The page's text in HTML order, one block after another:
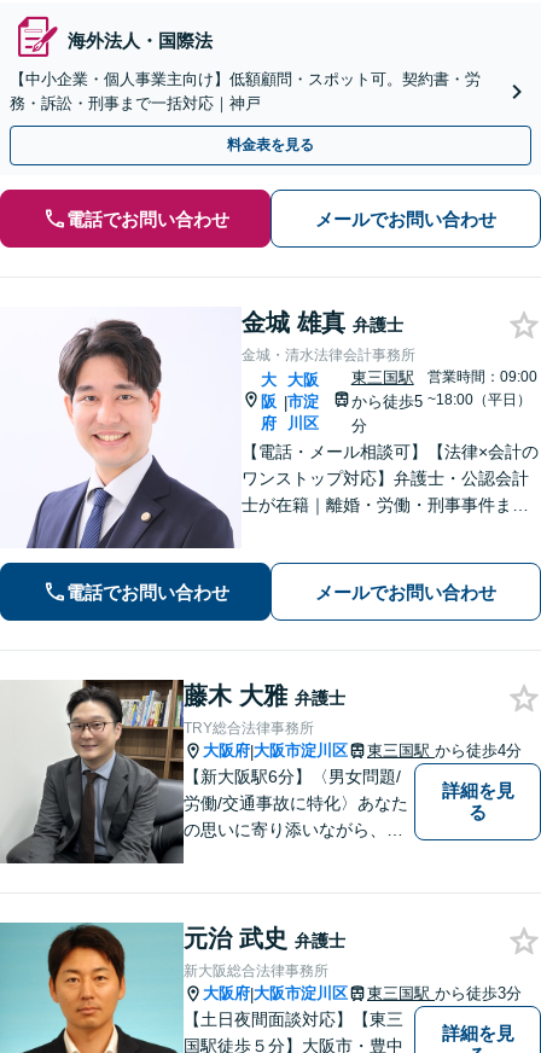
海外法人・国際法
【中小企業・個人事業主向け】低額顧問・スポット可。契約書・労
務・訴訟・刑事まで一括対応｜神戸
料金表を見る
電話でお問い合わせ メールでお問い合わせ
金城 雄真 弁護士
金城・清水法律会計事務所
大
阪
府
|
大阪
市淀
川区
東三国駅
から徒歩5
分
営業時間：09:00
~18:00（平日）
【電話・メール相談可】【法律×会計の
ワンストップ対応】弁護士・公認会計
士が在籍｜離婚・労働・刑事事件まで
をご提案します
電話でお問い合わせ メールでお問い合わせ
藤木 大雅 弁護士
TRY総合法律事務所
大阪府|大阪市淀川区 東三国駅 から徒歩4分
【新大阪駅6分】〈男女問題/
労働/交通事故に特化〉あなた
の思いに寄り添いながら、明
据えた解決を目指します。
【メール・電話面談可】【東
三国駅4分】
詳細を見
る
元治 武史 弁護士
新大阪総合法律事務所
大阪府|大阪市淀川区 東三国駅 から徒歩3分
【土日夜間面談対応】【東三
国駅徒歩５分】大阪市・豊中
詳細を見